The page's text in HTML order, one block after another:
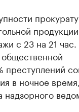
с 23 на 21
преступлений
в ночное